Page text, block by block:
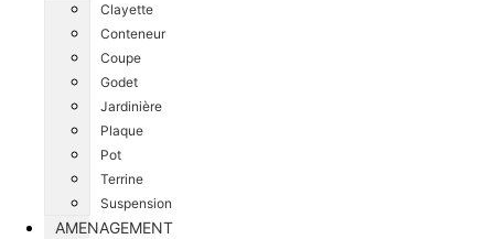
Clayette
Conteneur
Coupe
Godet
Jardinière
Plaque
Pot
Terrine
Suspension
AMENAGEMENT